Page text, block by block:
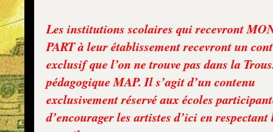
Les institutions scolaires qui recevront
PART à leur établissement recevront un
exclusif que l’on ne trouve pas dans la
pédagogique MAP. Il s’agit d’un contenu
exclusivement réservé aux écoles
d’encourager les artistes d’ici en